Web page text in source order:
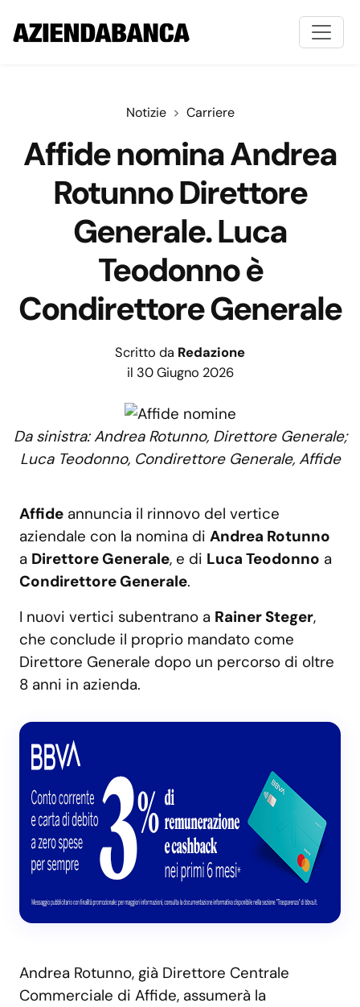
Notizie Carriere
Affide nomina Andrea
Rotunno Direttore
Generale. Luca
Teodonno è
Condirettore Generale
Scritto da Redazione
il 30 Giugno 2026
Da sinistra: Andrea Rotunno, Direttore Generale;
Luca Teodonno, Condirettore Generale, Affide
Affide annuncia il rinnovo del vertice
aziendale con la nomina di Andrea Rotunno
a Direttore Generale, e di Luca Teodonno a
Condirettore Generale.
I nuovi vertici subentrano a Rainer Steger,
che conclude il proprio mandato come
Direttore Generale dopo un percorso di oltre
8 anni in azienda.
Andrea Rotunno, già Direttore Centrale
Commerciale di Affide, assumerà la